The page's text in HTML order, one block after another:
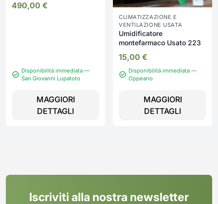
esposizione 2342/U
490,00 €
Disponibilità immediata —
San Giovanni Lupatoto
MAGGIORI
DETTAGLI
CLIMATIZZAZIONE E
VENTILAZIONE USATA
Umidificatore
montefarmaco Usato 223
15,00 €
Disponibilità immediata —
Oppeano
MAGGIORI
DETTAGLI
Iscriviti alla nostra newsletter